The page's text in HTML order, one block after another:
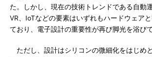
た。しかし、現在の技術トレンドである自動
VR、IoTなどの要素はいずれもハードウェア
ており、電子設計の重要性が再び脚光を浴びて
ただし、設計はシリコンの微細化をはじめ